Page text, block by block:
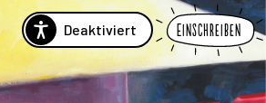
Deaktiviert Einschreiben